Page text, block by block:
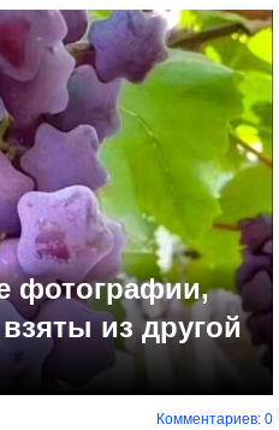
фотографии,
из другой
Комментариев: 0